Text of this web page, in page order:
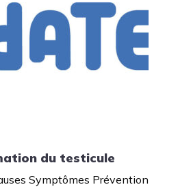
du testicule
Symptômes Prévention